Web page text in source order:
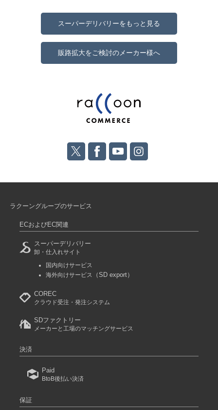
スーパーデリバリーをもっと見る
販路拡大をご検討のメーカー様へ
ラクーングループのサービス
ECおよびEC関連
スーパーデリバリー
卸・仕入れサイト
国内向けサービス
海外向けサービス
（SD export）
COREC
クラウド受注・発注システム
SDファクトリー
メーカーと工場のマッチングサービス
決済
Paid
BtoB後払い決済
保証